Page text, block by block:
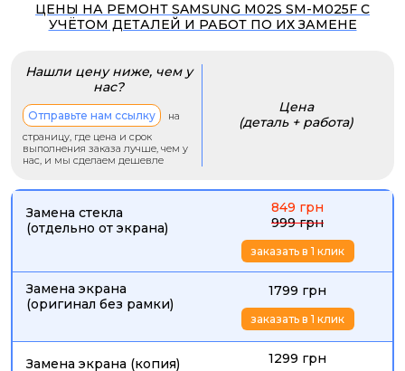
ЦЕНЫ НА РЕМОНТ SAMSUNG M02S SM-M025F С
УЧЁТОМ ДЕТАЛЕЙ И РАБОТ ПО ИХ ЗАМЕНЕ
Нашли цену ниже, чем у
нас?
Отправьте нам ссылку
на
страницу, где цена и срок
выполнения заказа лучше, чем у
нас, и мы сделаем дешевле
Цена
(деталь + работа)
Замена стекла
(отдельно от экрана)
849 грн
999 грн
заказать в 1 клик
Замена экрана
(оригинал без рамки)
1799 грн
заказать в 1 клик
Замена экрана (копия) 1299 грн